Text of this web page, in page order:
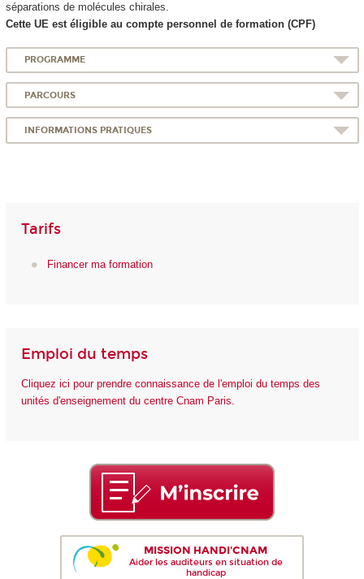
séparations de molécules chirales.
Cette UE est éligible au compte personnel de formation (CPF)
PROGRAMME
PARCOURS
INFORMATIONS PRATIQUES
Tarifs
Financer ma formation
Emploi du temps
Cliquez ici pour prendre connaissance de l'emploi du temps des
unités d'enseignement du centre Cnam Paris.
MISSION HANDI'CNAM
Aider les auditeurs en situation de
handicap